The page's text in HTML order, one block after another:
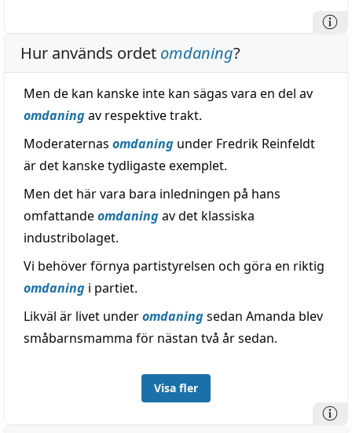
Hur används ordet omdaning?
Men de kan kanske inte kan sägas vara en del av
omdaningav respektive trakt.
Moderaternas omdaning under Fredrik Reinfeldt
är det kanske tydligaste exemplet.
Men det här vara bara inledningen på hans
omfattandeomdaningav det klassiska
industribolaget.
Vi behöver förnya partistyrelsen och göra en riktig
omdaning i partiet.
Likväl är livet underomdaningsedan Amanda blev
småbarnsmamma för nästan två år sedan.
Visa fler